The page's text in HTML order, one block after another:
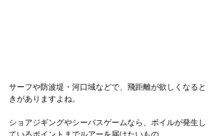
サーフや防波堤・河口域などで、飛距離が欲しくなると
きがありますよね。
ショアジギングやシーバスゲームなら、ボイルが発生し
ているポイントまでルアーを届けたいもの。